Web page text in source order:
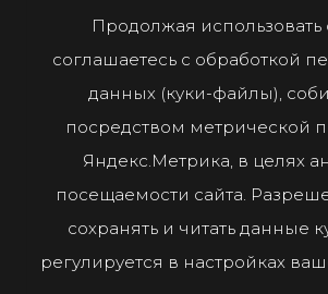
Продолжая использовать
соглашаетесь с обработкой
данных (куки-файлы),
посредством метрической
Яндекс.Метрика, в целях
посещаемости сайта.
сохранять и читать данные
регулируется в настройках